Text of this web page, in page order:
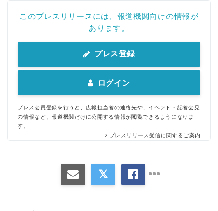
このプレスリリースには、報道機関向けの情報が
あります。
プレス登録
ログイン
プレス会員登録を行うと、広報担当者の連絡先や、イベント・記者会見
の情報など、報道機関だけに公開する情報が閲覧できるようになりま
す。
プレスリリース受信に関するご案内